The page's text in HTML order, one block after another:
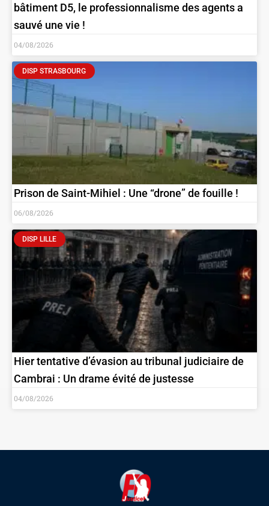
bâtiment D5, le professionnalisme des agents a
sauvé une vie !
04/08/2026
DISP STRASBOURG
Prison de Saint-Mihiel : Une “drone” de fouille !
06/08/2026
DISP LILLE
Hier tentative d’évasion au tribunal judiciaire de
Cambrai : Un drame évité de justesse
04/08/2026